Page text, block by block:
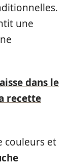
une
dans le
recette
couleurs et